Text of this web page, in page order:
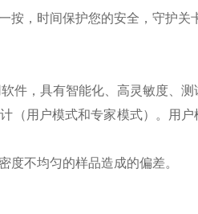
，时间保护您的安全，守护关
件，具有智能化、高灵敏度、测
（用户模式和专家模式）。用
度不均匀的样品造成的偏差。